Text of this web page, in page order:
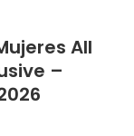
All
–